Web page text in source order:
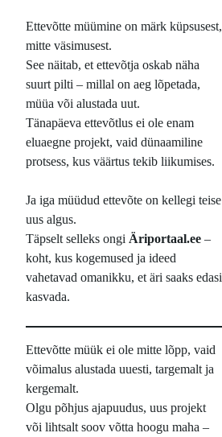
Ettevõtte müümine on märk küpsusest,
mitte väsimusest.
See näitab, et ettevõtja oskab näha
suurt pilti – millal on aeg lõpetada,
müüa või alustada uut.
Tänapäeva ettevõtlus ei ole enam
eluaegne projekt, vaid dünaamiline
protsess, kus väärtus tekib liikumises.
Ja iga müüdud ettevõte on kellegi teise
uus algus.
Täpselt selleks ongi Äriportaal.ee –
koht, kus kogemused ja ideed
vahetavad omanikku, et äri saaks edasi
kasvada.
Ettevõtte müük ei ole mitte lõpp, vaid
võimalus alustada uuesti, targemalt ja
kergemalt.
Olgu põhjus ajapuudus, uus projekt
või lihtsalt soov võtta hoogu maha –